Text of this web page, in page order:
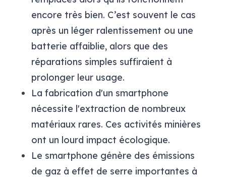
encore très bien. C’est souvent le cas
après un léger ralentissement ou une
batterie affaiblie, alors que des
réparations simples suffiraient à
prolonger leur usage.
La fabrication d'un smartphone
nécessite l'extraction de nombreux
matériaux rares. Ces activités minières
ont un lourd impact écologique.
Le smartphone génère des émissions
de gaz à effet de serre importantes à